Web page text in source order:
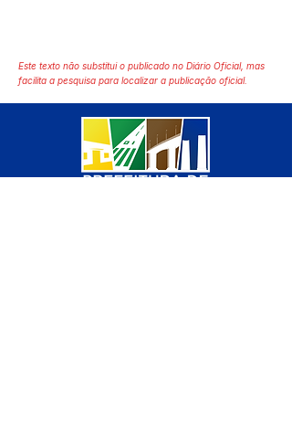
Este texto não substitui o publicado no Diário Oficial, mas
facilita a pesquisa para localizar a publicação oficial.